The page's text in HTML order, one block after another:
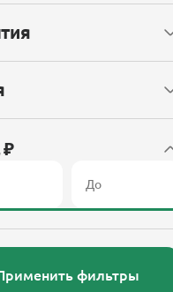
₽
фильтры